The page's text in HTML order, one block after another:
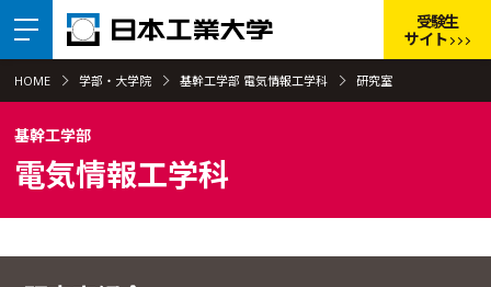
受験生
サイト
HOME 学部・大学院 基幹工学部 電気情報工学科 研究室
基幹工学部
電気情報工学科